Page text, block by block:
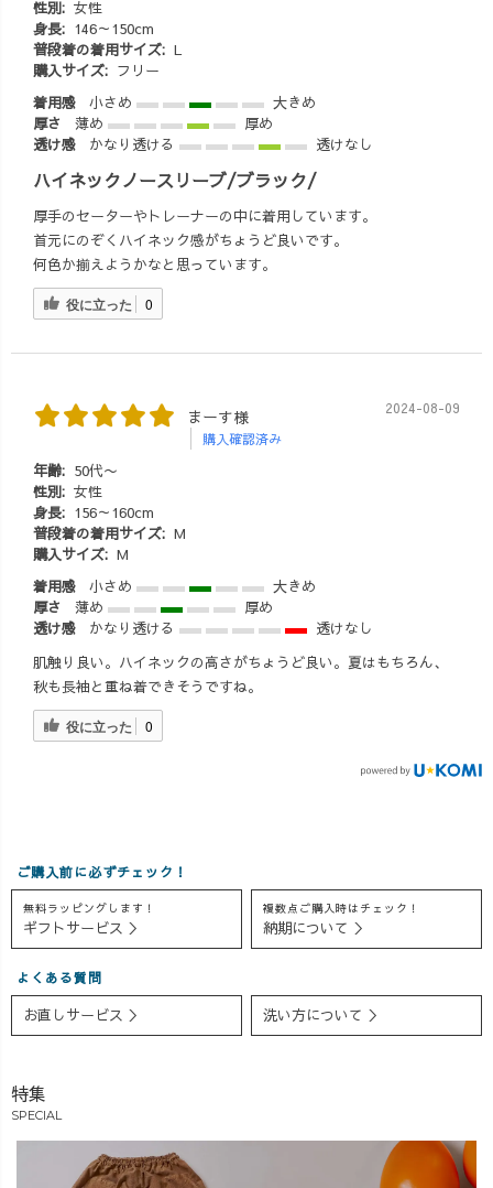
て、ネットが繋
事をし出しま
なくなるので日
OFF！ 通信を取
うな！』 『これ
ら、絶対良
す😊✨
上げる為にも、
すごく刺激をも
らいこのインス
しいことをやっ
ていきます♪ (や
は、知恵を使う
事ができるから
性別: 女性
身長: 146～150cm
普段着の着用サイズ: L
購入サイズ: フリー
着用感
小さめ
大きめ
厚さ
薄め
厚め
透け感
かなり透ける 透けなし
ハイネックノースリーブ/ブラック/
厚手のセーターやトレーナーの中に着用しています。
首元にのぞくハイネック感がちょうど良いです。
何色か揃えようかなと思っています。
役に立った
0
まーす様
購入確認済み
2024-08-09
年齢: 50代〜
性別: 女性
身長: 156～160cm
普段着の着用サイズ: M
購入サイズ: M
着用感
小さめ
大きめ
厚さ
薄め
厚め
透け感
かなり透ける
透けなし
肌触り良い。ハイネックの高さがちょうど良い。夏はもちろん、
秋も長袖と重ね着できそうですね。
役に立った
0
ご購入前に必ずチェック！
無料ラッピングします！
ギフトサービス ＞
複数点ご購入時はチェック！
納期について ＞
よくある質問
お直しサービス ＞ 洗い方について ＞
特集
SPECIAL